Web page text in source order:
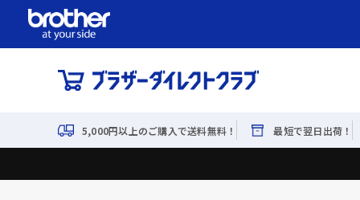
5,000円以上のご購入で送料無料！ 最短で翌日出荷！